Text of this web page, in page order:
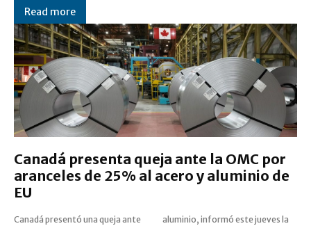
Read more
Canadá presenta queja ante la OMC por
aranceles de 25% al acero y aluminio de
EU
Canadá presentó una queja ante
aluminio, informó este jueves la